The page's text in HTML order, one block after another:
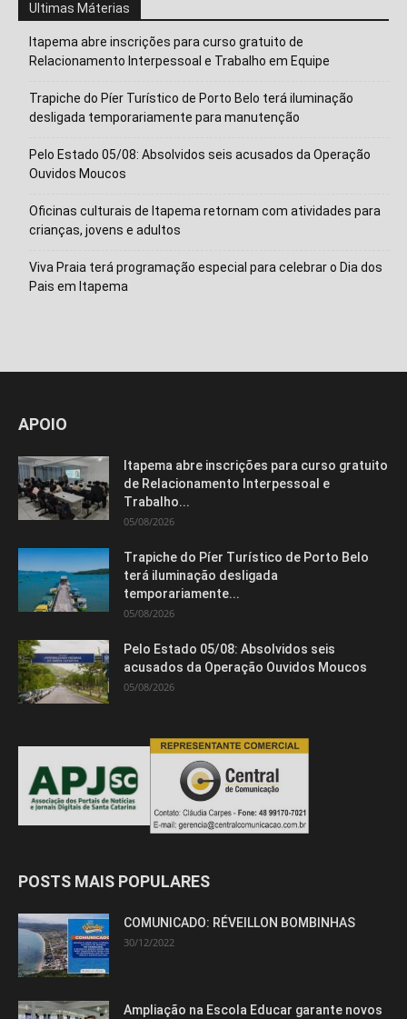
Ultimas Máterias
Itapema abre inscrições para curso gratuito de
Relacionamento Interpessoal e Trabalho em Equipe
Trapiche do Píer Turístico de Porto Belo terá iluminação
desligada temporariamente para manutenção
Pelo Estado 05/08: Absolvidos seis acusados da Operação
Ouvidos Moucos
Oficinas culturais de Itapema retornam com atividades para
crianças, jovens e adultos
Viva Praia terá programação especial para celebrar o Dia dos
Pais em Itapema
APOIO
Itapema abre inscrições para curso gratuito
de Relacionamento Interpessoal e
Trabalho...
05/08/2026
Trapiche do Píer Turístico de Porto Belo
terá iluminação desligada
temporariamente...
05/08/2026
Pelo Estado 05/08: Absolvidos seis
acusados da Operação Ouvidos Moucos
05/08/2026
POSTS MAIS POPULARES
COMUNICADO: RÉVEILLON BOMBINHAS
30/12/2022
Ampliação na Escola Educar garante novos